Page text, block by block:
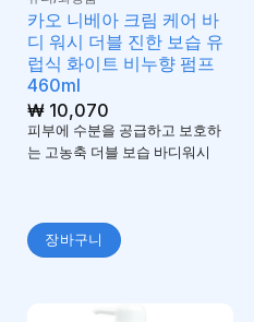
카오 니베아 크림 케어 바
디 워시 더블 진한 보습 유
럽식 화이트 비누향 펌프
460ml
₩10,070
피부에 수분을 공급하고 보호하
는 고농축 더블 보습 바디워시
장바구니